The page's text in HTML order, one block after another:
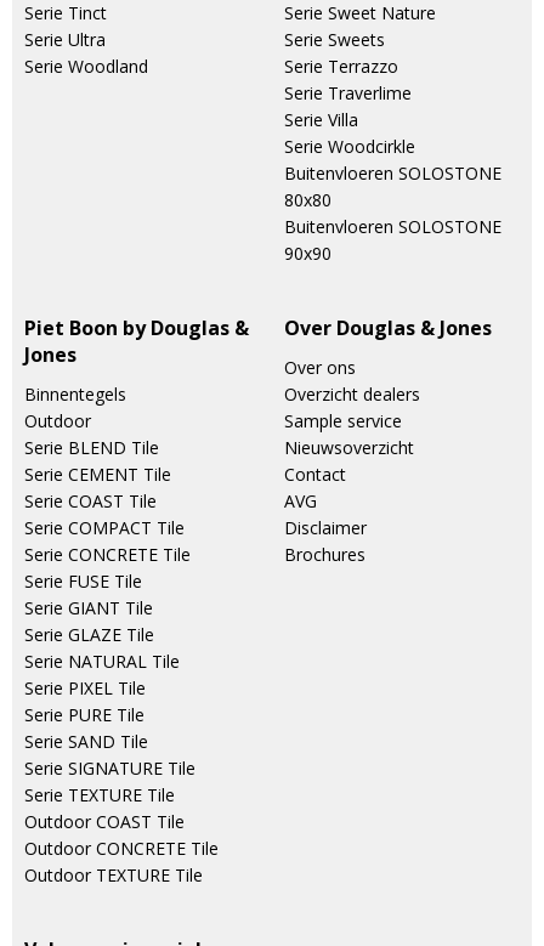
Serie Tinct
Serie Ultra
Serie Woodland
Serie Sweet Nature
Serie Sweets
Serie Terrazzo
Serie Traverlime
Serie Villa
Serie Woodcirkle
Buitenvloeren SOLOSTONE
80x80
Buitenvloeren SOLOSTONE
90x90
Piet Boon by Douglas &
Jones
Binnentegels
Outdoor
Serie BLEND Tile
Serie CEMENT Tile
Serie COAST Tile
Serie COMPACT Tile
Serie CONCRETE Tile
Serie FUSE Tile
Serie GIANT Tile
Serie GLAZE Tile
Serie NATURAL Tile
Serie PIXEL Tile
Serie PURE Tile
Serie SAND Tile
Serie SIGNATURE Tile
Serie TEXTURE Tile
Outdoor COAST Tile
Outdoor CONCRETE Tile
Outdoor TEXTURE Tile
Over Douglas & Jones
Over ons
Overzicht dealers
Sample service
Nieuwsoverzicht
Contact
AVG
Disclaimer
Brochures